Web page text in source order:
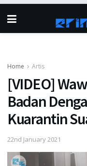
Home Artis
[VIDEO]
Badan
Kuarantin
22nd January 2021